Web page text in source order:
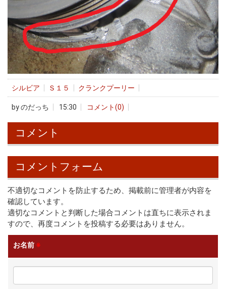
シルビア Ｓ１５ クランクプーリー
byのだっち 15:30 コメント(0)
コメント
コメントフォーム
不適切なコメントを防止するため、掲載前に管理者が内容を
確認しています。
適切なコメントと判断した場合コメントは直ちに表示されま
すので、再度コメントを投稿する必要はありません。
お名前 ※